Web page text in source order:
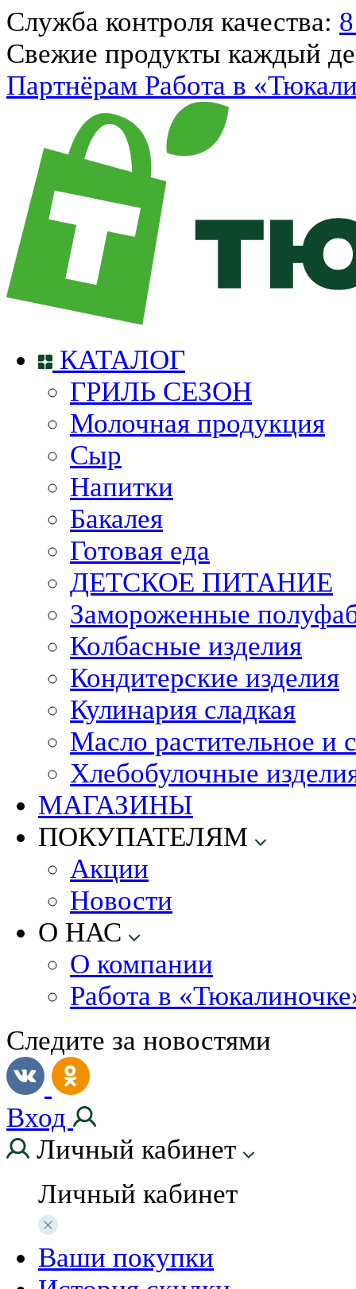
Служба контроля качества:
Свежие продукты каждый
Партнёрам Работа в
КАТАЛОГ
ГРИЛЬ СЕЗОН
Молочная продукция
Сыр
Напитки
Бакалея
Готовая еда
ДЕТСКОЕ ПИТАНИЕ
Замороженные
Колбасные изделия
Кондитерские изделия
Кулинария сладкая
Масло растительное и
Хлебобулочные
МАГАЗИНЫ
ПОКУПАТЕЛЯМ
Акции
Новости
О НАС
О компании
Работа в
Следите за новостями
Вход
Личный кабинет
Личный кабинет
Ваши покупки